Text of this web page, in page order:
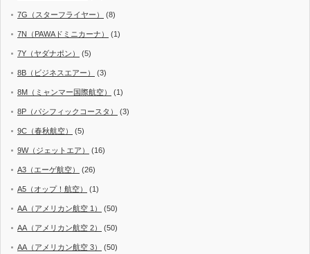
7G（スターフライヤー） (8)
7N（PAWAドミニカーナ） (1)
7Y（ヤダナポン） (5)
8B（ビジネスエアー） (3)
8M（ミャンマー国際航空） (1)
8P（パシフィックコースタ） (3)
9C（春秋航空） (5)
9W（ジェットエア） (16)
A3（エーゲ航空） (26)
A5（オップ！航空） (1)
AA（アメリカン航空 1） (50)
AA（アメリカン航空 2） (50)
AA（アメリカン航空 3） (50)